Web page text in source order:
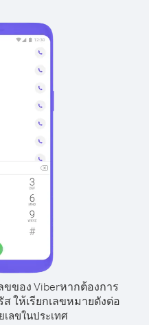
ของ Viberหากต้องการ
ให้เรียกเลขหมายดังต่อ
เลขในประเทศ